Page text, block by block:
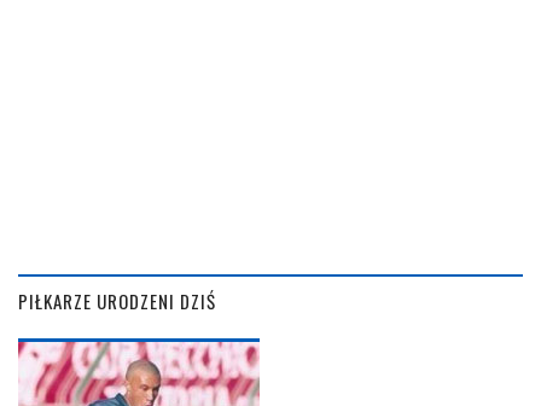
PIŁKARZE URODZENI DZIŚ